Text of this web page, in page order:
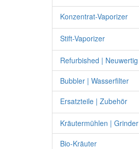
Konzentrat-Vaporizer
Stift-Vaporizer
Refurbished | Neuwertig
Bubbler | Wasserfilter
Ersatzteile | Zubehör
Kräutermühlen | Grinder
Bio-Kräuter